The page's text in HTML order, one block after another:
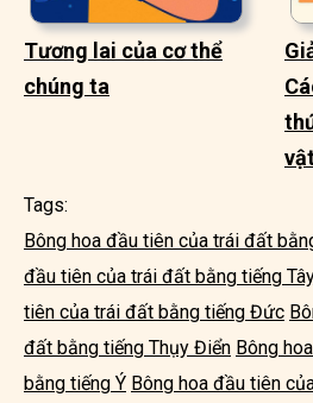
Tương lai của cơ thể
chúng ta
Tags:
Bông hoa đầu tiên của trái đất
đầu tiên của trái đất bằng tiếng
tiên của trái đất bằng tiếng Đức
đất bằng tiếng Thụy Điển Bông
bằng tiếng Ý Bông hoa đầu tiên